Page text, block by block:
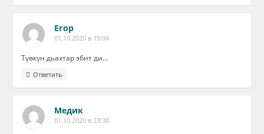
Егор
01.10.2020 в 19:04
Түөкүн дьахтар эбит ди…
Ответить
Медик
01.10.2020 в 23:30